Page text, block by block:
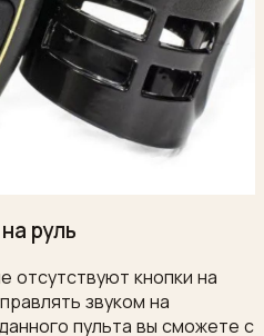
руль
отсутствуют кнопки на
звуком на
пульта вы сможете с